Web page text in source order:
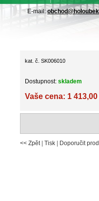
kat. č. SK006010
Dostupnost: skladem
Vaše cena: 1
<< Zpět| Tisk Doporučit
E-mail: